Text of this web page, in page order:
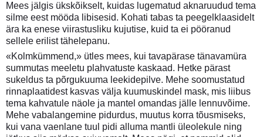
Mees jälgis ükskõikselt, kuidas lugematud aknaruudud tema
silme eest mööda libisesid. Kohati tabas ta peegelklaasidelt
ära ka enese viirastusliku kujutise, kuid ta ei pööranud
sellele erilist tähelepanu.
«Kolmkümmend,» ütles mees, kui tavapärase tänavamüra
summutas meeletu plahvatuste kaskaad. Hetke pärast
sukeldus ta põrgukuuma leekidepilve. Mehe soomustatud
rinnaplaatidest kasvas välja kuumuskindel mask, mis liibus
tema kahvatule näole ja mantel omandas jälle lennuvõime.
Mehe vabalangemine pidurdus, muutus korra tõusmiseks,
kui vana vaenlane tuul pidi alluma mantli üleolekule ning